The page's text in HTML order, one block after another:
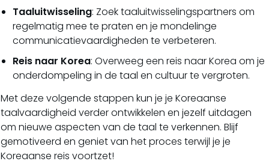
Taaluitwisseling: Zoek taaluitwisselingspartners om
regelmatig mee te praten en je mondelinge
communicatievaardigheden te verbeteren.
Reis naar Korea: Overweeg een reis naar Korea om je
onderdompeling in de taal en cultuur te vergroten.
Met deze volgende stappen kun je je Koreaanse
taalvaardigheid verder ontwikkelen en jezelf uitdagen
om nieuwe aspecten van de taal te verkennen. Blijf
gemotiveerd en geniet van het proces terwijl je je
Koreaanse reis voortzet!